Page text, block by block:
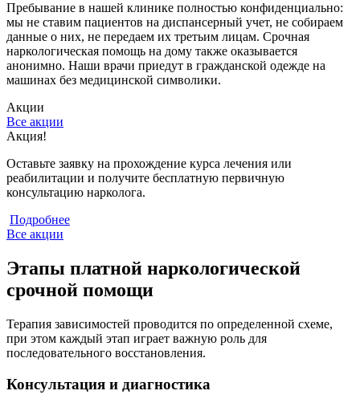
Пребывание в нашей клинике полностью конфиденциально:
мы не ставим пациентов на диспансерный учет, не собираем
данные о них, не передаем их третьим лицам. Срочная
наркологическая помощь на дому также оказывается
анонимно. Наши врачи приедут в гражданской одежде на
машинах без медицинской символики.
Акции
Все акции
Акция!
Оставьте заявку на прохождение курса лечения или
реабилитации и получите бесплатную первичную
консультацию нарколога.
Подробнее
Все акции
Этапы платной наркологической
срочной помощи
Терапия зависимостей проводится по определенной схеме,
при этом каждый этап играет важную роль для
последовательного восстановления.
Консультация и диагностика